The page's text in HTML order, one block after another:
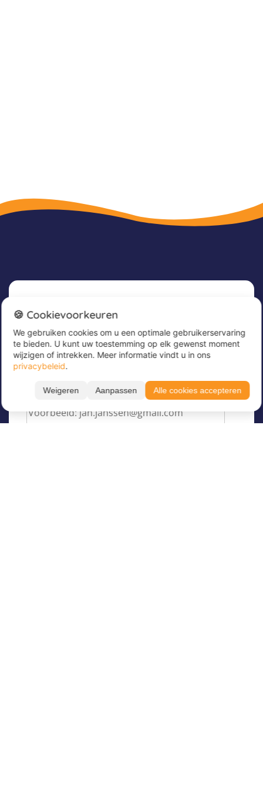
39
Nieuwsbrief
Meld u nu aan voor onze nieuwsbrief om
geweldige aanbiedingen te ontvangen en op de
hoogte te blijven!
Voer hier uw e-mailadres in*
🍪 Cookievoorkeuren
We gebruiken cookies om u een optimale gebruikerservaring
te bieden. U kunt uw toestemming op elk gewenst moment
wijzigen of intrekken. Meer informatie vindt u in ons
privacybeleid.
Weigeren Aanpassen Alle cookies accepteren